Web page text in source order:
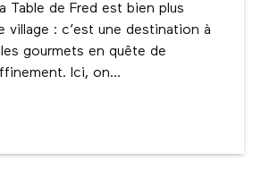
Table de Fred est bien plus
village : c’est une destination à
gourmets en quête de
Ici, on...